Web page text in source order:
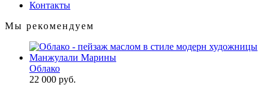
Контакты
Мы рекомендуем
Облако
22 000 руб.